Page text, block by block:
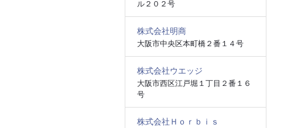
ル２０２号
株式会社明商
大阪市中央区本町橋２番１４号
株式会社ウエッジ
大阪市西区江戸堀１丁目２番１６
号
株式会社Ｈｏｒｂｉｓ